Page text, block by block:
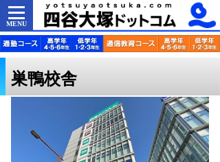
MENU
巣鴨校舎